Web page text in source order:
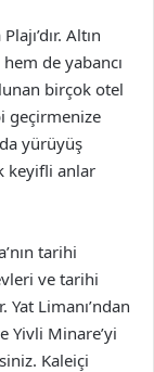
Altın
de yabancı
birçok otel
geçirmenize
yürüyüş
keyifli anlar
tarihi
ve tarihi
Limanı’ndan
Yivli Minare’yi
Kaleiçi